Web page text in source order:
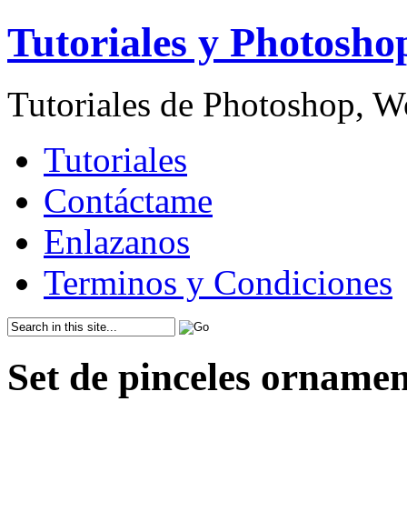
Tutoriales y
Tutoriales de Photoshop,
Tutoriales
Contáctame
Enlazanos
Terminos y Condiciones
Set de pinceles